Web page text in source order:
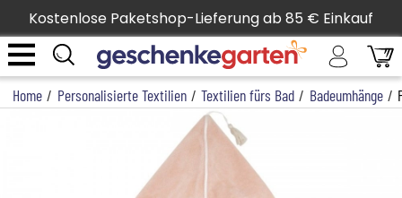
Kostenlose Paketshop-Lieferung ab 85 € Einkauf
Home / Personalisierte Textilien / Textilien fürs Bad / Badeumhänge /